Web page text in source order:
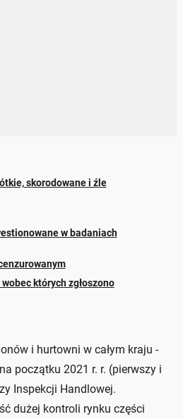
skorodowane i źle
w badaniach
których zgłoszono
i hurtowni w całym kraju -
początku 2021 r. r. (pierwszy i
Inspekcji Handlowej.
dużej kontroli rynku części